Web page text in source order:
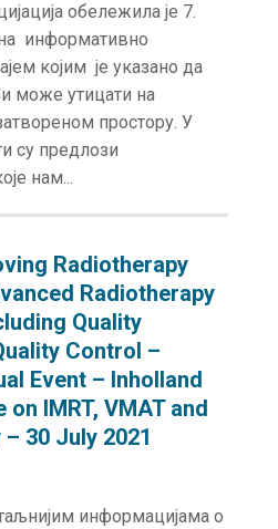
обележила је 7.
информативно
којим је указано да
може утицати на
простору. У
су предлози
нам...
Radiotherapy
Radiotherapy
Quality
Control –
Event – Inholland
IMRT, VMAT and
30 July 2021
информацијама о